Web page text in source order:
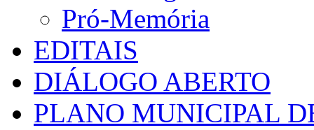
Pró-Memória
EDITAIS
DIÁLOGO ABERTO
PLANO MUNICIPAL